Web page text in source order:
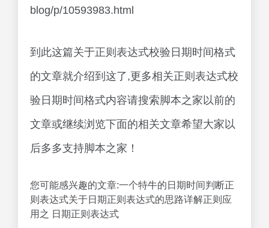
blog/p/10593983.html
到此这篇关于正则表达式校验日期时间格式
的文章就介绍到这了,更多相关正则表达式校
验日期时间格式内容请搜索脚本之家以前的
文章或继续浏览下面的相关文章希望大家以
后多多支持脚本之家！
您可能感兴趣的文章:一个特牛的日期时间判断正
则表达式关于日期正则表达式的思路详解正则应
用之 日期正则表达式